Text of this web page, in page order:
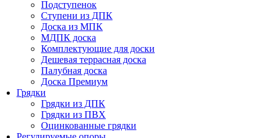
Подступенок
Ступени из ДПК
Доска из МПК
МДПК доска
Комплектующие для доски
Дешевая террасная доска
Палубная доска
Доска Премиум
Грядки
Грядки из ДПК
Грядки из ПВХ
Оцинкованные грядки